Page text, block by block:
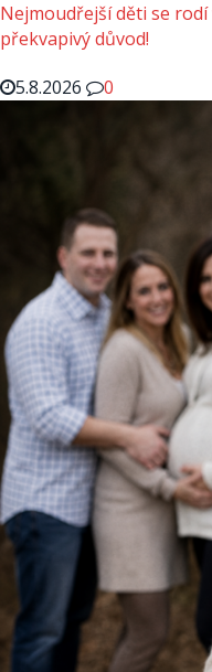
Nejmoudřejší děti se
překvapivý důvod!
5.8.2026
0